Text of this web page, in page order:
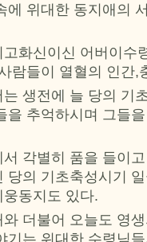
에 위대한 동지애의
화신이신 어버이수
람들이 열혈의 인간,
생전에 늘 당의 기
을 추억하시며 그들
각별히 품을 들이
당의 기초축성시기
동지도 있다.
더불어 오늘도 영
기는 위대한 수령님